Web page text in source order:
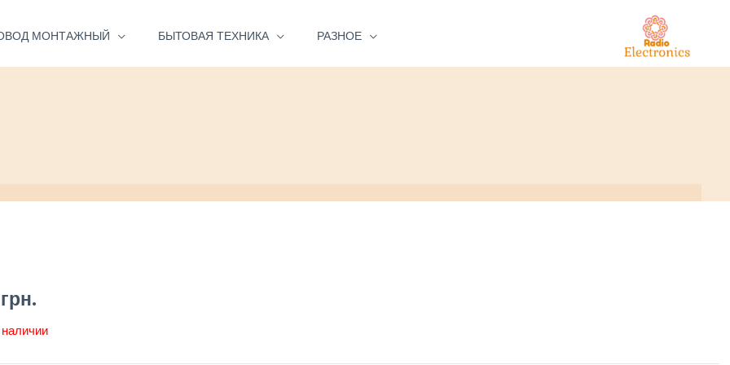
МОНТАЖНЫЙ БЫТОВАЯ ТЕХНИКА РАЗНОЕ
грн.